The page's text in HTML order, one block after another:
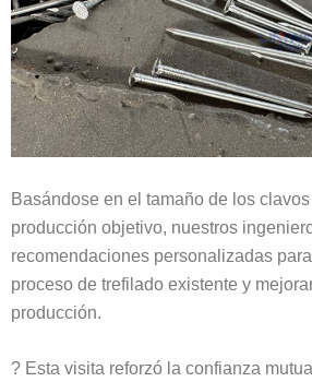
Basándose en el tamaño de los
producción objetivo, nuestros
recomendaciones personalizadas
proceso de trefilado existente y
producción.
? Esta visita reforzó la confianza